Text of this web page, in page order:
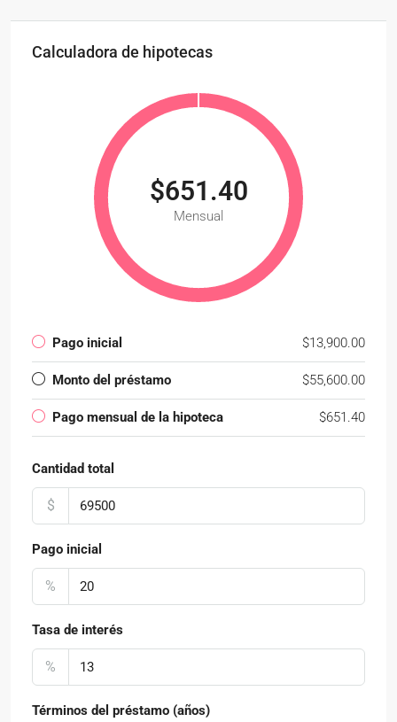
Calculadora de hipotecas
$651.40
Mensual
Pago inicial $13,900.00
Monto del préstamo $55,600.00
Pago mensual de la hipoteca $651.40
Cantidad total
$
Pago inicial
%
Tasa de interés
%
Términos del préstamo (años)